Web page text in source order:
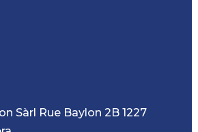
Sàrl Rue Baylon 2B 1227